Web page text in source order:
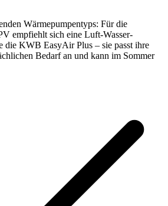
Wärmepumpentyps: Für die
empfiehlt sich eine Luft-Wasser-
die KWB EasyAir Plus – sie passt ihre
Bedarf an und kann im Sommer